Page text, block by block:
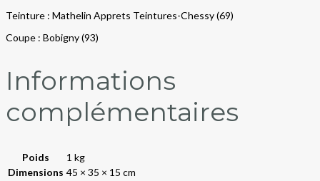
Teinture : Mathelin Apprets Teintures-Chessy (69)
Coupe : Bobigny (93)
Informations
complémentaires
Poids
1 kg
Dimensions 45 × 35 × 15 cm